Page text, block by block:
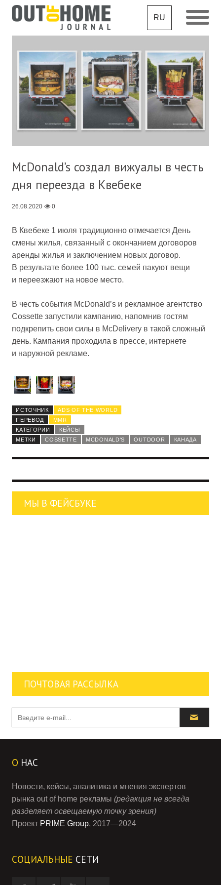
RU
McDonald’s создал вижуалы в честь
дня переезда в Квебеке
26.08.2020 0
В Квебеке 1 июля традиционно отмечается День
смены жилья, связанный с окончанием договоров
аренды жилья и заключением новых договор.
В результате более 100 тыс. семей пакуют вещи
и переезжают на новое место.
В честь события McDonald’s и рекламное агентство
Cossette запустили кампанию, напомнив гостям
подкрепить свои силы в McDelivery в такой сложный
день. Кампания проходила в прессе, интернете
и наружной рекламе.
ИСТОЧНИК
ADS OF THE WORLD
ПЕРЕВОД
MMR
КАТЕГОРИИ
КЕЙСЫ
МЕТКИ
COSSETTE MCDONALD'S OUTDOOR КАНАДА
МЫ В ФЕЙСБУКЕ
ПОЧТОВАЯ РАССЫЛКА
О НАС
Новости, кейсы, аналитика и мнения экспертов
рынка out of home рекламы (редакция не всегда
разделяет освещаемую точку зрения)
Проект PRIME Group, 2017—2024
СОЦИАЛЬНЫЕ СЕТИ